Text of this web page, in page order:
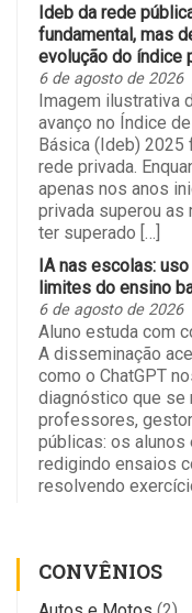
Ideb da rede
fundamental, mas
evolução do índice
6 de agosto de 2026
Imagem ilustrativa
avanço no Índice
Básica (Ideb) 2025
rede privada.
apenas nos anos
privada superou as
ter superado […]
IA nas escolas:
limites do ensino
6 de agosto de 2026
Aluno estuda com
A disseminação
como o ChatGPT
diagnóstico que se
professores,
públicas: os
redigindo ensaios
resolvendo
CONVÊNIOS